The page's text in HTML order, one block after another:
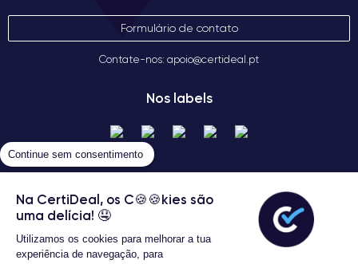
Formulário de contato
Contate-nos: apoio@certideal.pt
Nos labels
Termos gerais de venda
Continue sem consentimento
Na CertiDeal, os C🍪🍪kies são
uma delícia! 🤤
Utilizamos os cookies para melhorar a tua
experiência de navegação, para